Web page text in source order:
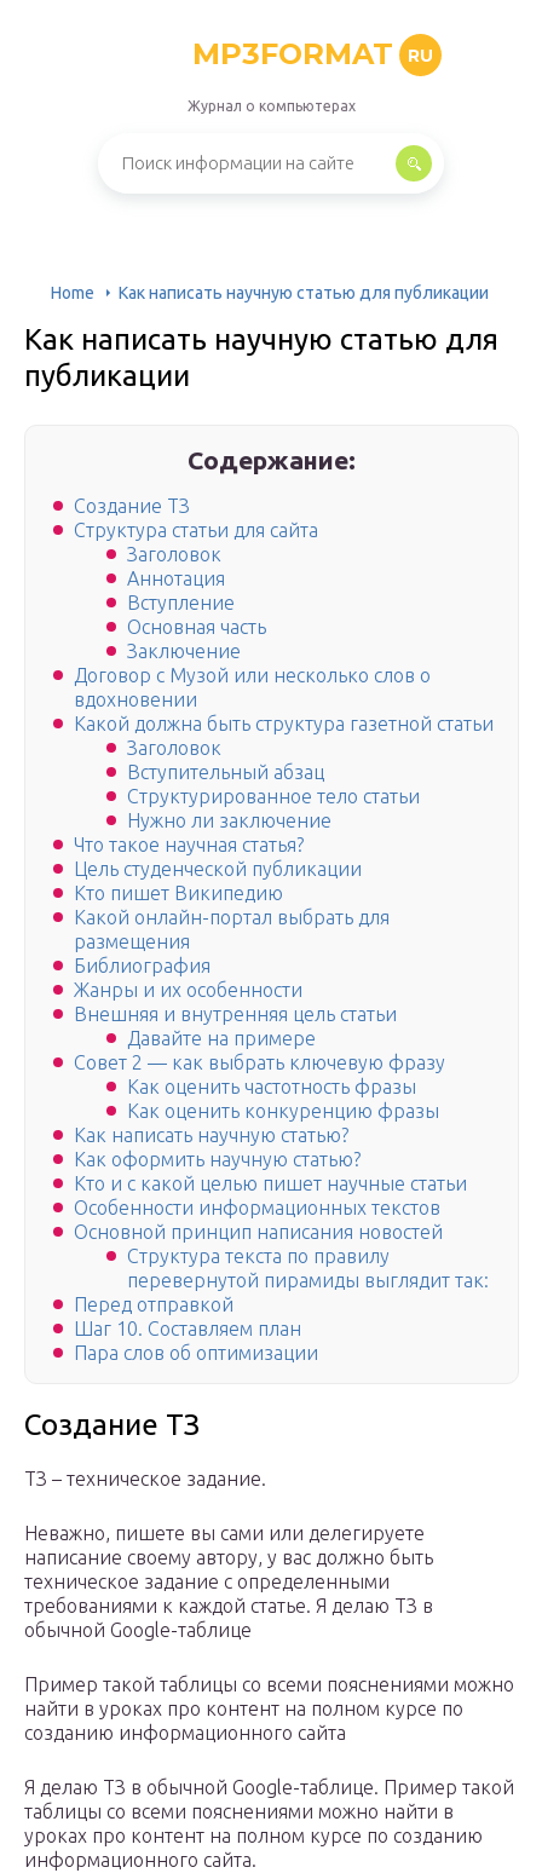
MP3FORMAT RU
Журнал о компьютерах
Home Как написать научную статью для публикации
Как написать научную статью для
публикации
Содержание:
Создание ТЗ
Структура статьи для сайта
Заголовок
Аннотация
Вступление
Основная часть
Заключение
Договор с Музой или несколько слов о
вдохновении
Какой должна быть структура газетной статьи
Заголовок
Вступительный абзац
Структурированное тело статьи
Нужно ли заключение
Что такое научная статья?
Цель студенческой публикации
Кто пишет Википедию
Какой онлайн-портал выбрать для
размещения
Библиография
Жанры и их особенности
Внешняя и внутренняя цель статьи
Давайте на примере
Совет 2 — как выбрать ключевую фразу
Как оценить частотность фразы
Как оценить конкуренцию фразы
Как написать научную статью?
Как оформить научную статью?
Кто и с какой целью пишет научные статьи
Особенности информационных текстов
Основной принцип написания новостей
Структура текста по правилу
перевернутой пирамиды выглядит так:
Перед отправкой
Шаг 10. Составляем план
Пара слов об оптимизации
Создание ТЗ
ТЗ – техническое задание.
Неважно, пишете вы сами или делегируете
написание своему автору, у вас должно быть
техническое задание с определенными
требованиями к каждой статье. Я делаю ТЗ в
обычной Google-таблице
Пример такой таблицы со всеми пояснениями можно
найти в уроках про контент на полном курсе по
созданию информационного сайта
Я делаю ТЗ в обычной Google-таблице. Пример такой
таблицы со всеми пояснениями можно найти в
уроках про контент на полном курсе по созданию
информационного сайта.